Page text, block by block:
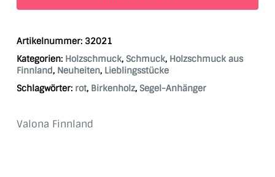
Artikelnummer: 32021
Kategorien: Holzschmuck, Schmuck, Holzschmuck aus
Finnland, Neuheiten, Lieblingsstücke
Schlagwörter: rot, Birkenholz, Segel-Anhänger
Valona Finnland